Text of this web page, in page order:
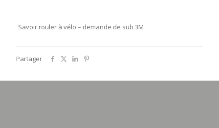
Savoir rouler à vélo – demande de sub 3M
Partager